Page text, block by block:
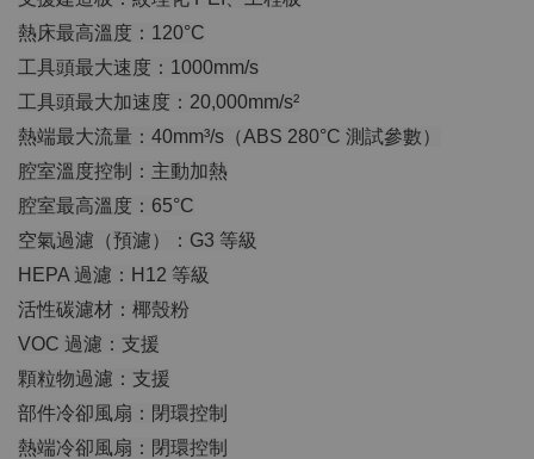
熱床最高溫度：120°C
工具頭最大速度：1000mm/s
工具頭最大加速度：20,000mm/s²
熱端最大流量：40mm³/s（ABS 280°C 測試參數）
腔室溫度控制：主動加熱
腔室最高溫度：65°C
空氣過濾（預濾）：G3 等級
HEPA 過濾：H12 等級
活性碳濾材：椰殼粉
VOC 過濾：支援
顆粒物過濾：支援
部件冷卻風扇：閉環控制
熱端冷卻風扇：閉環控制